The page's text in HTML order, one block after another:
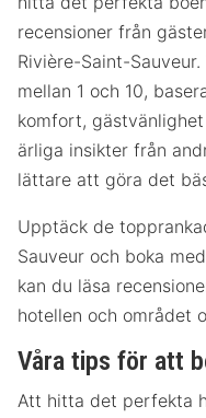
recensioner från
Rivière-Saint-
mellan 1 och 10,
komfort,
ärliga insikter från
lättare att göra det
Upptäck de
Sauveur och boka
kan du läsa
hotellen och området
Våra tips för att
Att hitta det perfekta